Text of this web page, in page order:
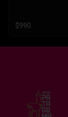
$990